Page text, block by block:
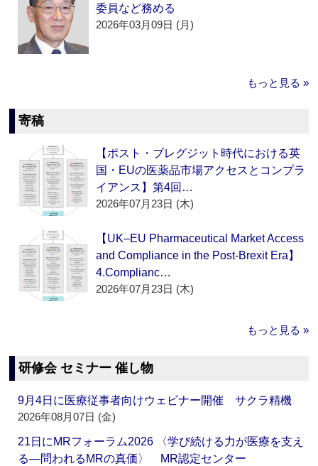
委員など務める
2026年03月09日 (月)
もっと見る »
寄稿
【ポスト・ブレグジット時代における英
国・EUの医薬品市場アクセスとコンプラ
イアンス】第4回…
2026年07月23日 (木)
【UK–EU Pharmaceutical Market Access
and Compliance in the Post-Brexit Era】
4.Complianc…
2026年07月23日 (木)
もっと見る »
研修会 セミナー 催し物
9月4日に医療従事者向けウェビナー開催 サクラ精機
2026年08月07日 (金)
21日にMRフォーラム2026 〈学び続ける力が医療を支え
る―問われるMRの真価〉 MR認定センター